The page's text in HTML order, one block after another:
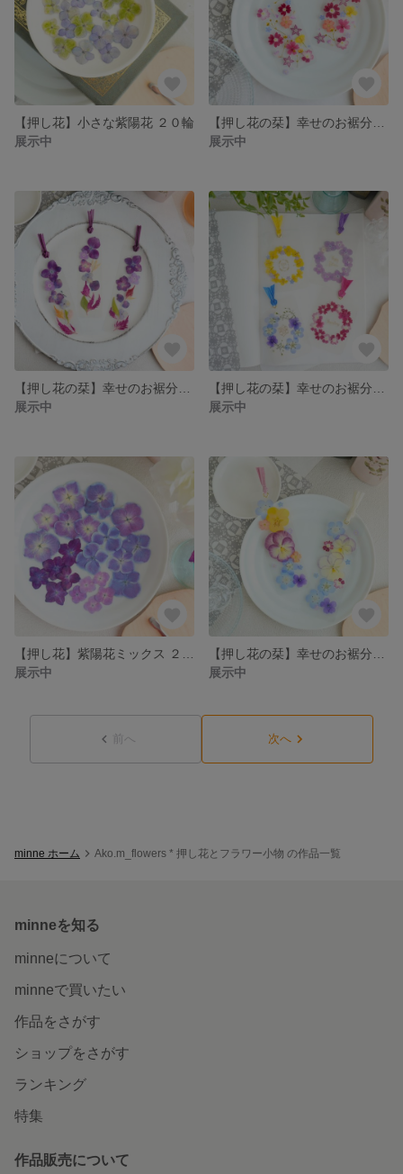
【押し花】小さな紫陽花 ２０輪
展示中
展示中
展示中
展示中
展示中
展示中
前へ 次へ
minne ホーム Ako.m_flowers * 押し花とフラワー小物 の作品一覧
minneを知る
minneについて
minneで買いたい
作品をさがす
ショップをさがす
ランキング
特集
作品販売について